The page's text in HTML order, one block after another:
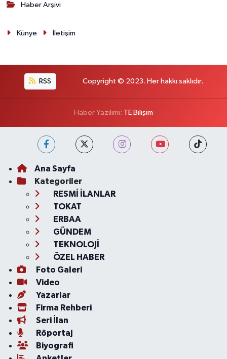
Haber Arşivi
Künye İletişim
RSS Copyright © 2023. Her hakkı saklıdır.
Haber Yazılımı: TE Bilişim
Ana Sayfa
Kategoriler
RESMİ İLANLAR
TOKAT
ERBAA
GÜNDEM
TEKNOLOJİ
ÖZEL HABER
Foto Galeri
Video
Yazarlar
Firma Rehberi
Seri İlan
Röportaj
Biyografi